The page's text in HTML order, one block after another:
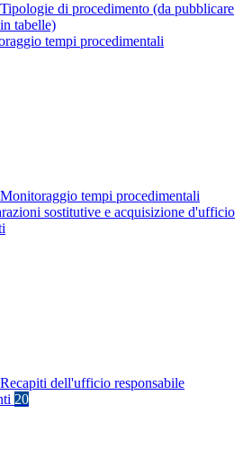
Tipologie di procedimento (da pubblicare
in tabelle)
tempi procedimentali
Monitoraggio tempi procedimentali
sostitutive e acquisizione d'ufficio
Recapiti dell'ufficio responsabile
20